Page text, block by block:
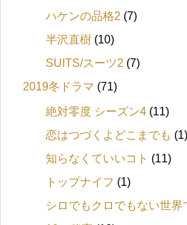
ハケンの品格2 (7)
半沢直樹 (10)
SUITS/スーツ2 (7)
2019冬ドラマ (71)
絶対零度 シーズン4 (11)
恋はつづくよどこまでも (1)
知らなくていいコト (11)
トップナイフ (1)
シロでもクロでもない世界